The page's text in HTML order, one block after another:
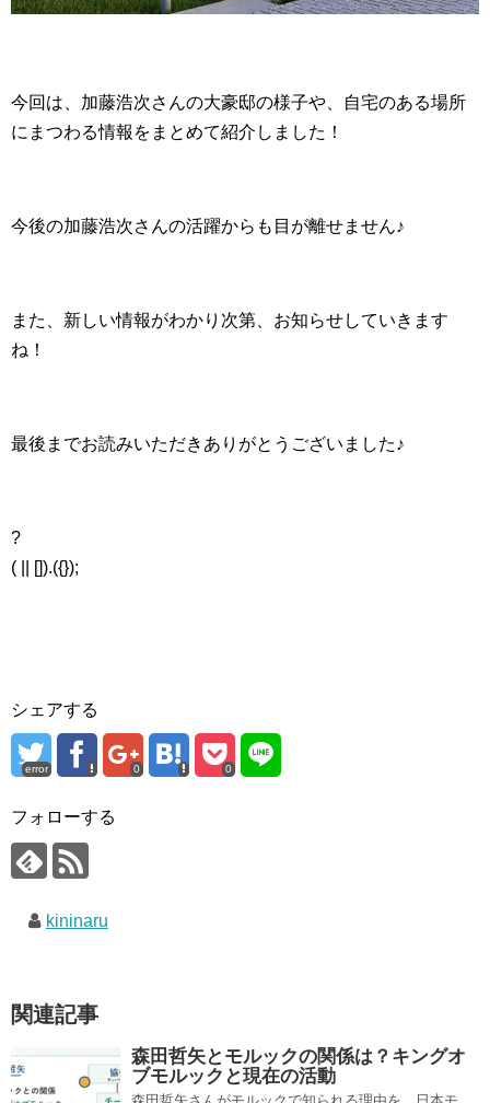
今回は、加藤浩次さんの大豪邸の様子や、自宅のある場所
にまつわる情報をまとめて紹介しました！
今後の加藤浩次さんの活躍からも目が離せません♪
また、新しい情報がわかり次第、お知らせしていきます
ね！
最後までお読みいただきありがとうございました♪
?
( || []).({});
シェアする
error 0 0
フォローする
kininaru
関連記事
森田哲矢とモルックの関係は？キングオ
ブモルックと現在の活動